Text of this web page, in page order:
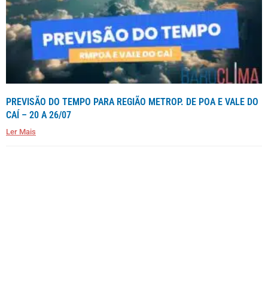
PREVISÃO DO TEMPO PARA REGIÃO METROP. DE POA E VALE DO
CAÍ – 20 A 26/07
Ler Mais